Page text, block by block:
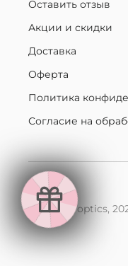
Оставить отзыв
Акции и скидки
Доставка
Оферта
Политика
Согласие на
makaroff optics,